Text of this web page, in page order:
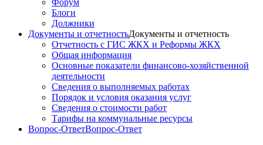
Форум
Блоги
Должники
Документы и отчетностьДокументы и отчетность
Отчетность с ГИС ЖКХ и Реформы ЖКХ
Общая информация
Основные показатели финансово-хозяйственной
деятельности
Сведения о выполняемых работах
Порядок и условия оказания услуг
Сведения о стоимости работ
Тарифы на коммунальные ресурсы
Вопрос-ОтветВопрос-Ответ